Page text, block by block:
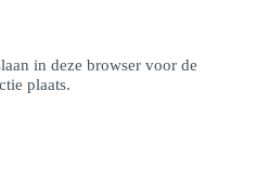
in deze browser voor de
plaats.